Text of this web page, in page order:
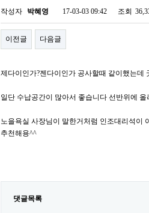
작성자 박혜영 17-03-03 09:42 조회
이전글 다음글
제다이인가?젠다이인가 공사할때 같이했는데
일단 수납공간이 많아서 좋습니다 선반위에
노을욕실 사장님이 말한거처럼 인조대리석이
추천해용^^
댓글목록